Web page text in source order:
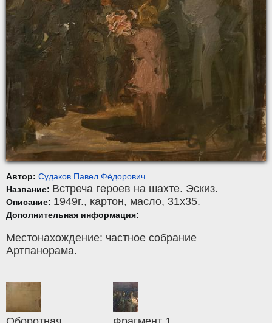
Автор: Судаков Павел Фёдорович
Название: Встреча героев на шахте. Эскиз.
Описание: 1949г., картон, масло, 31x35.
Дополнительная информация:
Местонахождение: частное собрание
Артпанорама.